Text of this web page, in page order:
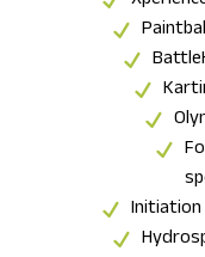
Initiation